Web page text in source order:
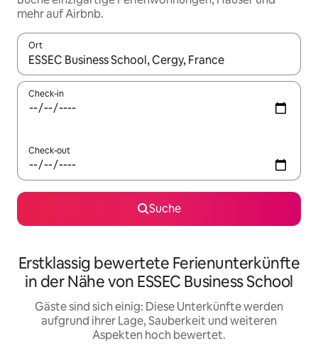
mehr auf Airbnb.
Ort
Wenn Ergebnisse verfügbar sind, navigiere mit den
Check-in
Check-out
Suche
Erstklassig bewertete Ferienunterkünfte
in der Nähe von ESSEC Business School
Gäste sind sich einig: Diese Unterkünfte werden
aufgrund ihrer Lage, Sauberkeit und weiteren
Aspekten hoch bewertet.